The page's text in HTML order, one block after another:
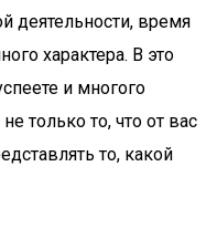
деятельности, время
характера. В это
и многого
только то, что от вас
то, какой